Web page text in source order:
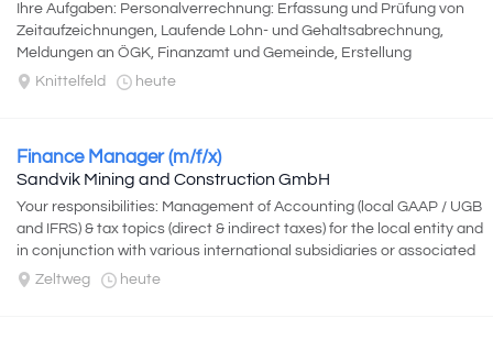
Ihre Aufgaben: Personalverrechnung: Erfassung und Prüfung von
Zeitaufzeichnungen, Laufende Lohn- und Gehaltsabrechnung,
Meldungen an ÖGK, Finanzamt und Gemeinde, Erstellung
personalbezogener Dokumente und...
Knittelfeld heute
Finance Manager (m/f/x)
Sandvik Mining and Construction GmbH
Your responsibilities: Management of Accounting (local GAAP / UGB
and IFRS) & tax topics (direct & indirect taxes) for the local entity and
in conjunction with various international subsidiaries or associated
entities. Directing...
Zeltweg heute